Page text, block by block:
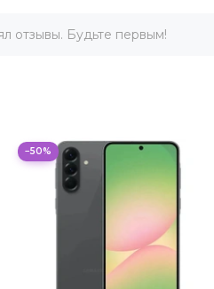
отзывы. Будьте первым!
−50%